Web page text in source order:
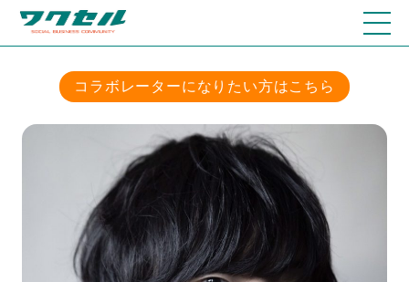
コラボレーターになりたい方はこちら